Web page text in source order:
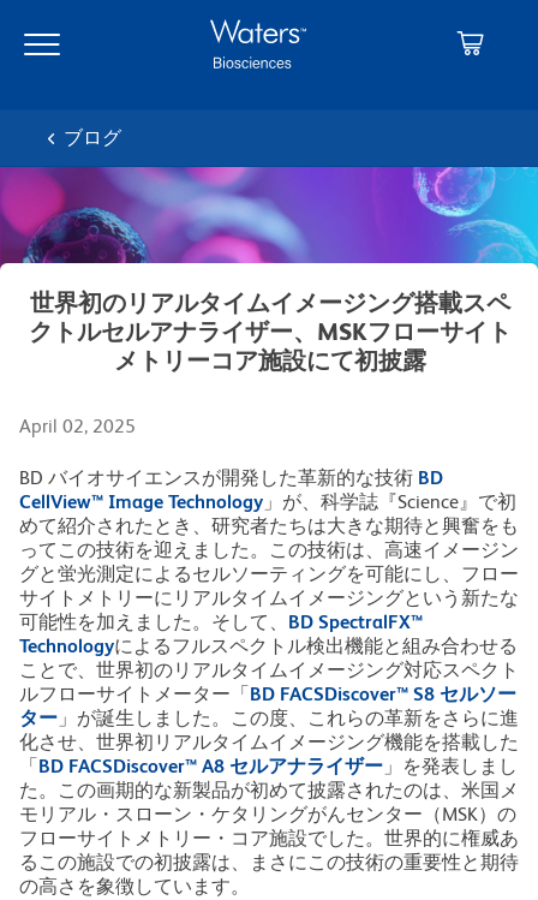
main
navigation
ブログ
世界初のリアルタイムイメージング搭載スペ
クトルセルアナライザー、MSKフローサイト
メトリーコア施設にて初披露
April 02, 2025
BD バイオサイエンスが開発した革新的な技術 BD
CellView™ Image Technology 」が、科学誌『Science』で初
めて紹介されたとき、研究者たちは大きな期待と興奮をも
ってこの技術を迎えました。この技術は、高速イメージン
グと蛍光測定によるセルソーティングを可能にし、フロー
サイトメトリーにリアルタイムイメージングという新たな
可能性を加えました。そして、 BD SpectralFX™
Technologyによるフルスペクトル検出機能と組み合わせる
ことで、世界初のリアルタイムイメージング対応スペクト
ルフローサイトメーター「BD FACSDiscover™ S8 セルソー
ター 」が誕生しました。この度、これらの革新をさらに進
化させ、世界初リアルタイムイメージング機能を搭載した
「BD FACSDiscover™ A8 セルアナライザー 」を発表しまし
た。この画期的な新製品が初めて披露されたのは、米国メ
モリアル・スローン・ケタリングがんセンター（MSK）の
フローサイトメトリー・コア施設でした。世界的に権威あ
るこの施設での初披露は、まさにこの技術の重要性と期待
の高さを象徴しています。